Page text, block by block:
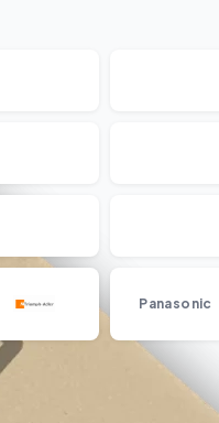
Panasonic